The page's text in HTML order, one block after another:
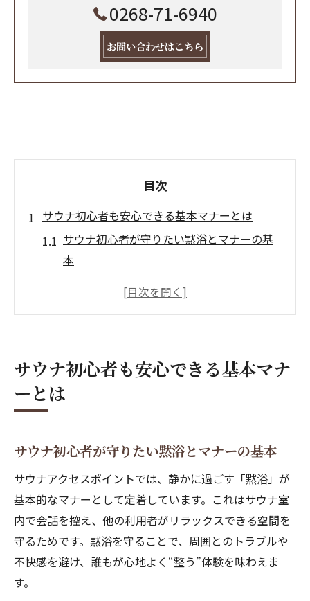
0268-71-6940
お問い合わせはこちら
目次
サウナ初心者も安心できる基本マナーとは
サウナ初心者が守りたい黙浴とマナーの基
本
サウナ利用時に気をつけるべき身だしなみ
サウナで迷惑にならない座り方と振る舞い
方
整い体験を深めるサウナの暗黙ルール解説
サウナで知っておきたい暗黙のルールと配
慮
サウナ内での会話やスマホ利用に関する注
意点
サウナの暗黙ルールを押さえて快適な整い
サウナ初心者も安心できる基本マナ
ーとは
サウナ初心者が守りたい黙浴とマナーの基本
サウナアクセスポイントでは、静かに過ごす「黙浴」が
基本的なマナーとして定着しています。これはサウナ室
内で会話を控え、他の利用者がリラックスできる空間を
守るためです。黙浴を守ることで、周囲とのトラブルや
不快感を避け、誰もが心地よく“整う”体験を味わえま
す。